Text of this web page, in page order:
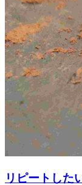
リピートした